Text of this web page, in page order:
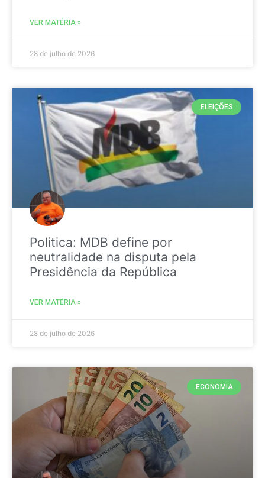
VER MATÉRIA »
28 de julho de 2026
ELEIÇÕES
Politica: MDB define por
neutralidade na disputa pela
Presidência da República
VER MATÉRIA »
28 de julho de 2026
ECONOMIA